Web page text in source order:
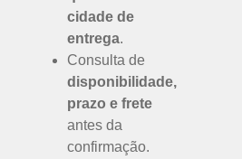
cidade de
entrega.
Consulta de
disponibilidade,
prazo e frete
antes da
confirmação.